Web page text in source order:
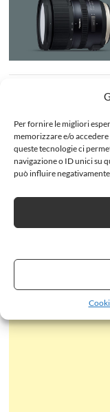
Per fornire le migliori
memorizzare e/o
queste tecnologie ci
navigazione o ID unici su
può influire